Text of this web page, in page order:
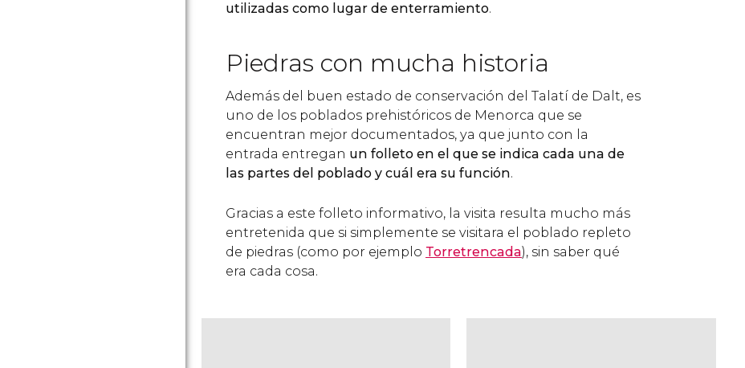
utilizadas como lugar de enterramiento.
Piedras con mucha historia
Además del buen estado de conservación del Talatí de Dalt, es
uno de los poblados prehistóricos de Menorca que se
encuentran mejor documentados, ya que junto con la
entrada entregan un folleto en el que se indica cada una de
las partes del poblado y cuál era su función.
Gracias a este folleto informativo, la visita resulta mucho más
entretenida que si simplemente se visitara el poblado repleto
de piedras (como por ejemplo Torretrencada), sin saber qué
era cada cosa.